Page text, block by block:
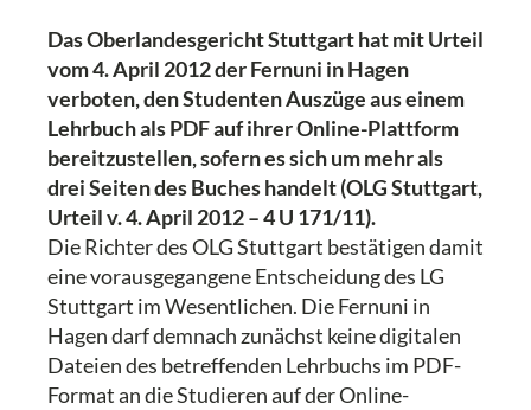
Das Oberlandesgericht Stuttgart hat mit Urteil
vom 4. April 2012 der Fernuni in Hagen
verboten, den Studenten Auszüge aus einem
Lehrbuch als PDF auf ihrer Online-Plattform
bereitzustellen, sofern es sich um mehr als
drei Seiten des Buches handelt (OLG Stuttgart,
Urteil v. 4. April 2012 – 4 U 171/11).
Die Richter des OLG Stuttgart bestätigen damit
eine vorausgegangene Entscheidung des LG
Stuttgart im Wesentlichen. Die Fernuni in
Hagen darf demnach zunächst keine digitalen
Dateien des betreffenden Lehrbuchs im PDF-
Format an die Studieren auf der Online-